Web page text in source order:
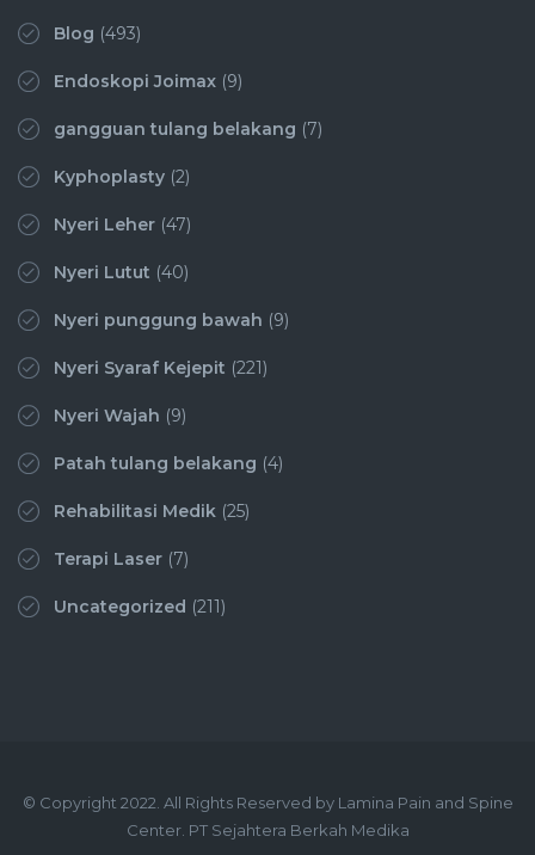
Blog (493)
Endoskopi Joimax (9)
gangguan tulang belakang (7)
Kyphoplasty (2)
Nyeri Leher (47)
Nyeri Lutut (40)
Nyeri punggung bawah (9)
Nyeri Syaraf Kejepit (221)
Nyeri Wajah (9)
Patah tulang belakang (4)
Rehabilitasi Medik (25)
Terapi Laser (7)
Uncategorized (211)
© Copyright 2022. All Rights Reserved by Lamina Pain and Spine
Center. PT Sejahtera Berkah Medika